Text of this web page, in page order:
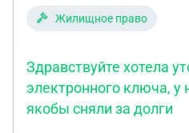
Жилищное право
Здравствуйте хотела
электронного ключа,
якобы сняли за долги